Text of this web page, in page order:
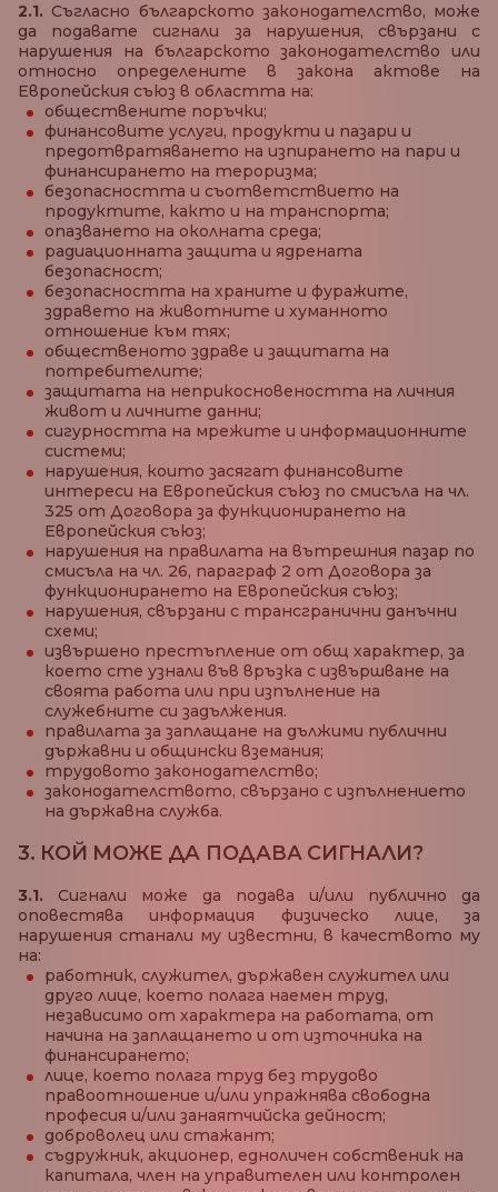
2.1. Съгласно българското законодателство, може
да подавате сигнали за нарушения, свързани с
нарушения на българското законодателство или
относно определените в закона актове на
Европейския съюз в областта на:
обществените поръчки;
финансовите услуги, продукти и пазари и
предотвратяването на изпирането на пари и
финансирането на тероризма;
безопасността и съответствието на
продуктите, както и на транспорта;
опазването на околната среда;
радиационната защита и ядрената
безопасност;
безопасността на храните и фуражите,
здравето на животните и хуманното
отношение към тях;
общественото здраве и защитата на
потребителите;
защитата на неприкосновеността на личния
живот и личните данни;
сигурността на мрежите и информационните
системи;
нарушения, които засягат финансовите
интереси на Европейския съюз по смисъла на чл.
325 от Договора за функционирането на
Европейския съюз;
нарушения на правилата на вътрешния пазар по
смисъла на чл. 26, параграф 2 от Договора за
функционирането на Европейския съюз;
нарушения, свързани с трансгранични данъчни
схеми;
извършено престъпление от общ характер, за
което сте узнали във връзка с извършване на
своята работа или при изпълнение на
служебните си задължения.
правилата за заплащане на дължими публични
държавни и общински вземания;
трудовото законодателство;
законодателството, свързано с изпълнението
на държавна служба.
3. КОЙ МОЖЕ ДА ПОДАВА СИГНАЛИ?
3.1. Сигнали може да подава и/или публично да
оповестява информация физическо лице, за
нарушения станали му известни, в качеството му
на:
работник, служител, държавен служител или
друго лице, което полага наемен труд,
независимо от характера на работата, от
начина на заплащането и от източника на
финансирането;
лице, което полага труд без трудово
правоотношение и/или упражнява свободна
професия и/или занаятчийска дейност;
доброволец или стажант;
съдружник, акционер, едноличен собственик на
капитала, член на управителен или контролен